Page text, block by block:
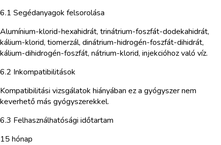
6.1 Segédanyagok felsorolása
Alumínium-klorid-hexahidrát, trinátrium-foszfát-dodekahidrát,
kálium-klorid, tiomerzál, dinátrium-hidrogén-foszfát-dihidrát,
kálium-dihidrogén-foszfát, nátrium-klorid, injekcióhoz való víz.
6.2 Inkompatibilitások
Kompatibilitási vizsgálatok hiányában ez a gyógyszer nem
keverhető más gyógyszerekkel.
6.3 Felhasználhatósági időtartam
15 hónap